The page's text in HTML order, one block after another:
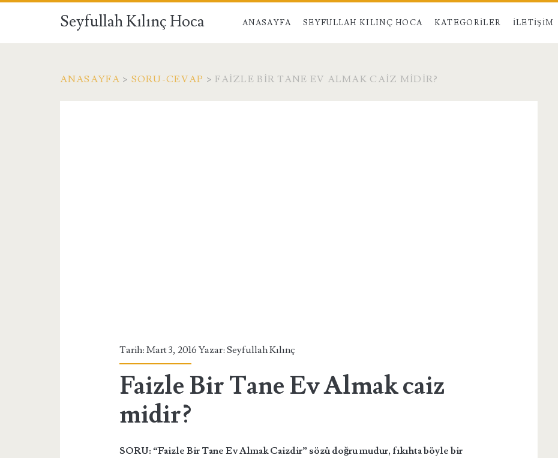
Seyfullah Kılınç Hoca ANASAYFA SEYFULLAH KILINÇ HOCA KATEGORILER İLETIŞIM
ANASAYFA > SORU-CEVAP >FAIZLE BIR TANE EV ALMAK CAIZ MIDIR?
Tarih: Mart 3, 2016 Yazar:Seyfullah Kılınç
Faizle Bir Tane Ev Almak caiz
midir?
SORU:“Faizle Bir Tane Ev Almak Caizdir” sözü doğru mudur, fıkıhta böyle bir